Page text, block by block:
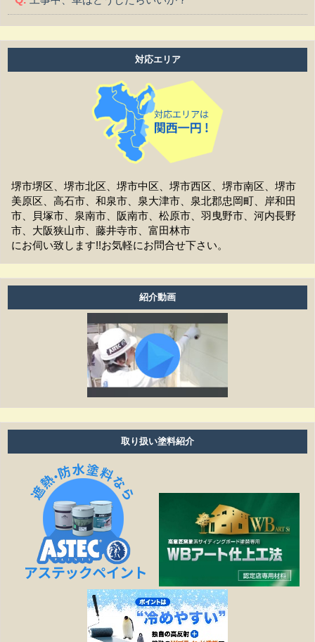
工事中、気になる事や相談などがある場合はどうすれば
よいですか？
工事中は留守をしても大丈夫ですか？
施工後の保証はどうなっていますか？
作業時間は何時から何時までですか？
家の周囲に荷物を置いてますが、どこまで片付ければよ
洗濯物は干せますか？
工事前の近隣への挨拶はどうなりますか？
お支払方法は現金ですか？
アフターフォローはどうなっていますか？
養生ビニールがしてある時は、換気扇・お風呂・エアコ
ン等は普通に使えますか？
工事期間はどのくらいありますか？
塗り替えは何年ぐらいで必要ですか？
雨の日も作業しますか？
細かい壁のひび割れはきれいになりますか？
見積もりの金額より高くなることはありますか？
作業日程が延びたら、金額は変わりますか？
塗装工事以外の修繕工事も可能ですか？
どこまでが無料相談になるのですか？
施工は下請け業者に依頼されるのですか？
見積もりを依頼する際、必要なものはありますか？
対応エリア
堺市堺区、堺市北区、堺市中区、堺市西区、堺市南区、堺市
美原区、高石市、和泉市、泉大津市、泉北郡忠岡町、岸和田
市、貝塚市、泉南市、阪南市、松原市、羽曳野市、河内長野
市、大阪狭山市、藤井寺市、富田林市
にお伺い致します!!お気軽にお問合せ下さい。
紹介動画
取り扱い塗料紹介